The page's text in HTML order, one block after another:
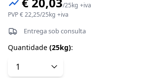
/25kg +iva
PVP€ 22,25/25kg +iva
Entrega sob consulta
Quantidade (25kg):